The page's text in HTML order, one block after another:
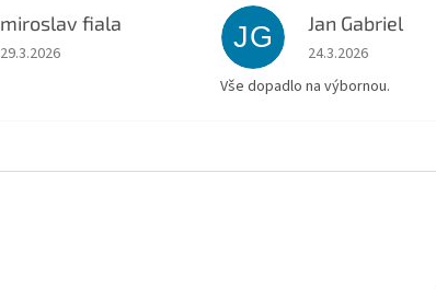
miroslav fiala
Hodnocení obchodu je 5 z 5 hvězdiček.
29.3.2026
JG Jan Gabriel
Hodnocení
24.3.2026
Vše dopadlo na výbornou.